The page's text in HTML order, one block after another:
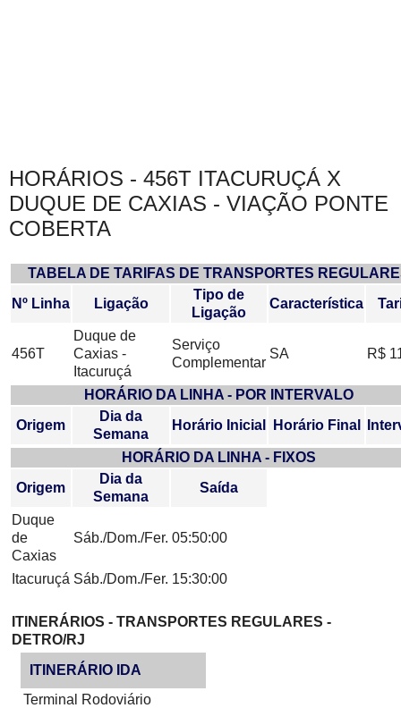
HORÁRIOS - 456T ITACURUÇÁ X
DUQUE DE CAXIAS - VIAÇÃO PONTE
COBERTA
TABELA DE TARIFAS DE TRANSPORTES
Nº Linha
Ligação
Tipo de
Ligação
Característica
456T
Duque de
Caxias -
Itacuruçá
Serviço
Complementar
SA R$
HORÁRIO DA LINHA - POR INTERVALO
Origem
Dia da
Semana
Horário Inicial Horário Final
HORÁRIO DA LINHA - FIXOS
Origem
Dia da
Semana
Saída
Duque
de
Caxias
Sáb./Dom./Fer. 05:50:00
Itacuruçá Sáb./Dom./Fer. 15:30:00
ITINERÁRIOS - TRANSPORTES REGULARES -
DETRO/RJ
ITINERÁRIO IDA
Terminal Rodoviário